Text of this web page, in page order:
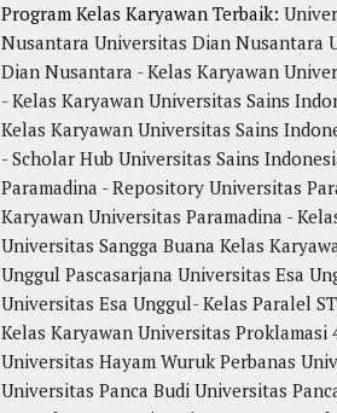
Program Kelas Karyawan Terbaik:
Nusantara Universitas Dian Nusantara
Dian Nusantara - Kelas Karyawan
- Kelas Karyawan Universitas Sains
Kelas Karyawan Universitas Sains
- Scholar Hub Universitas Sains
Paramadina - Repository Universitas
Karyawan Universitas Paramadina -
Universitas Sangga Buana Kelas
Unggul Pascasarjana Universitas Esa
Universitas Esa Unggul- Kelas Paralel
Kelas Karyawan Universitas Proklamasi
Universitas Hayam Wuruk Perbanas
Universitas Panca Budi Universitas